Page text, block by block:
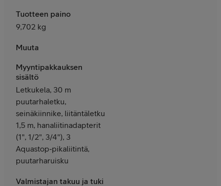
Tuotteen paino
9,702 kg
Muuta
Myyntipakkauksen
sisältö
Letkukela, 30 m
puutarhaletku,
seinäkiinnike, liitäntäletku
1,5 m, hanaliitinadapterit
(1", 1/2", 3/4"), 3
Aquastop‑pikaliitintä,
puutarharuisku
Valmistajan takuu ja tuki